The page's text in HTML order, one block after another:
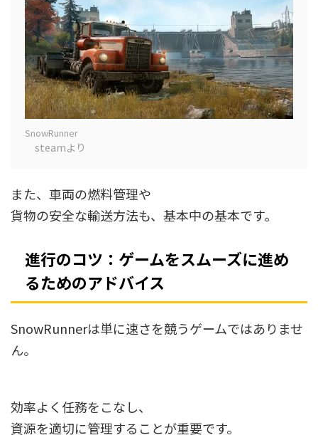
SnowRunner
steamより
また、車両の燃料管理や
貨物の安全な輸送方法も、基本中の基本です。
進行のコツ：ゲームをスムーズに進め
るためのアドバイス
SnowRunnerは単に速さを競うゲームではありませ
ん。
効率よく任務をこなし、
資源を適切に管理することが重要です。